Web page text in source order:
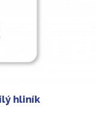
hliník